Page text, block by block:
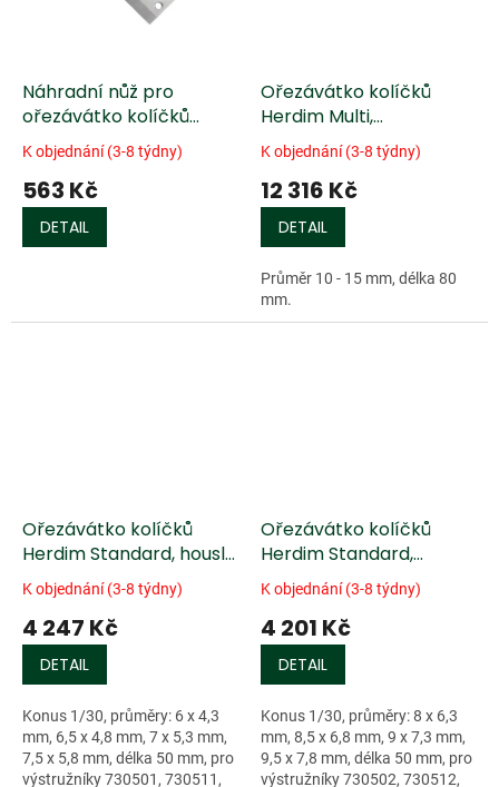
Náhradní nůž pro
ořezávátko kolíčků
Herdim® Systém
K objednání (3-8 týdny)
563 Kč
DETAIL
Ořezávátko kolíčků
Herdim Multi,
nastavitelné, violoncello
K objednání (3-8 týdny)
12 316 Kč
DETAIL
Průměr 10 - 15 mm, délka 80
mm.
Ořezávátko kolíčků
Herdim Standard, housle
malé
K objednání (3-8 týdny)
4 247 Kč
DETAIL
Konus 1/30, průměry: 6 x 4,3
mm, 6,5 x 4,8 mm, 7 x 5,3 mm,
7,5 x 5,8 mm, délka 50 mm, pro
výstružníky 730501, 730511,
Ořezávátko kolíčků
Herdim Standard,
housle/viola
K objednání (3-8 týdny)
4 201 Kč
DETAIL
Konus 1/30, průměry: 8 x 6,3
mm, 8,5 x 6,8 mm, 9 x 7,3 mm,
9,5 x 7,8 mm, délka 50 mm, pro
výstružníky 730502, 730512,